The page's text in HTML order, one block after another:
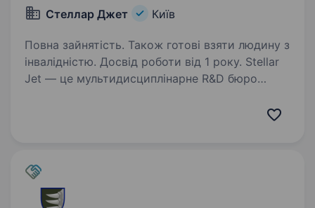
Стеллар Джет Київ
Повна зайнятість. Також готові взяти людину з
інвалідністю. Досвід роботи від 1 року. Stellar
Jet — це мультидисциплінарне R&D бюро
ми в пошуку Пілота-тестувальника…